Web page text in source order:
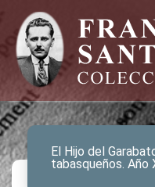
El Hijo del
tabasqueños. Año